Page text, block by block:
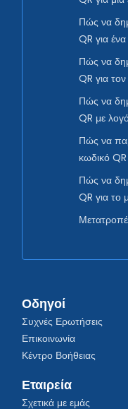
Πώς να
QR για ένα
Πώς να
QR για
Πώς να
QR με
Πώς να
κωδικό
Πώς να
QR για το
Οδηγοί
Συχνές Ερωτήσεις
Επικοινωνία
Κέντρο Βοήθειας
Εταιρεία
Σχετικά με εμάς